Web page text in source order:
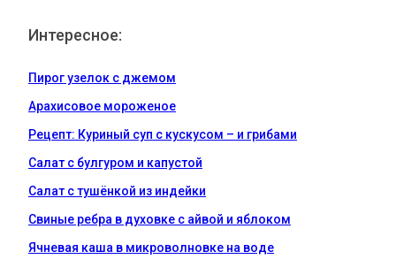
Интересное:
Пирог узелок с джемом
Арахисовое мороженое
Рецепт: Куриный суп с кускусом – и грибами
Салат с булгуром и капустой
Салат с тушёнкой из индейки
Свиные ребра в духовке с айвой и яблоком
Ячневая каша в микроволновке на воде